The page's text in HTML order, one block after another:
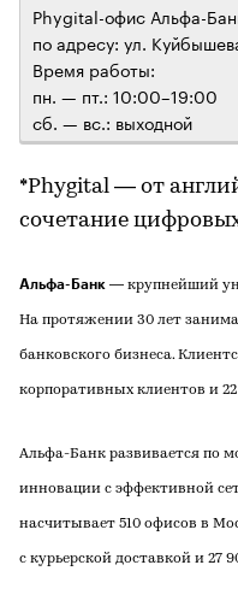
Phygital-офис Альфа-
по адресу: ул.
Время работы:
пн. — пт.: 10:00–19:00
сб. — вс.: выходной
*Phygital — от
сочетание
Альфа-Банк — крупнейший
На протяжении 30 лет
банковского бизнеса.
корпоративных клиентов и
Альфа-Банк развивается по
инновации с эффективной
насчитывает 510 офисов в
с курьерской доставкой и 27